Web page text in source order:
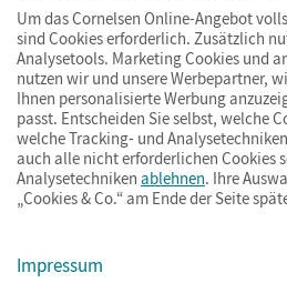
© Cornelsen Verlag 2026
ImpressumAGBDatenschutz
Um das Cornelsen Online-Angebot
sind Cookies erforderlich. Zusätzlich
Analysetools. Marketing Cookies und
nutzen wir und unsere Werbepartner,
Ihnen personalisierte Werbung
passt. Entscheiden Sie selbst, welche
welche Tracking- und
auch alle nicht erforderlichen Cookies
Analysetechniken ablehnen. Ihre
„Cookies & Co.“ am Ende der Seite
Impressum